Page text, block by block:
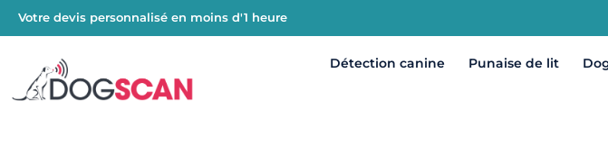
Votre devis personnalisé en moins d'1 heure
Détection canine Punaise de lit